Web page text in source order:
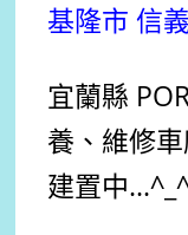
基隆市 信
宜蘭縣
養、維修
建置中